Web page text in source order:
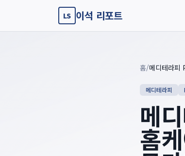
LS 이석 리포트
홈/
메디테라피
메
홈